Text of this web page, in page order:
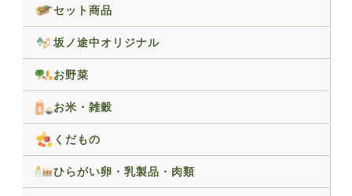
セット商品
坂ノ途中オリジナル
お野菜
お米・雑穀
くだもの
ひらがい卵・乳製品・肉類